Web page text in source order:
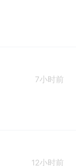
7小时前
12小时前